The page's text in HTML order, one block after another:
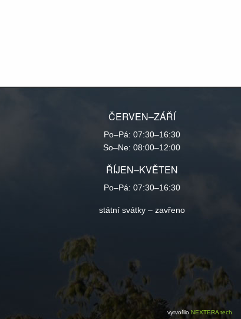
ČERVEN–ZÁŘÍ
Po–Pá: 07:30–16:30
So–Ne: 08:00–12:00
ŘÍJEN–KVĚTEN
Po–Pá: 07:30–16:30
státní svátky – zavřeno
vytvořiloNEXTERA tech